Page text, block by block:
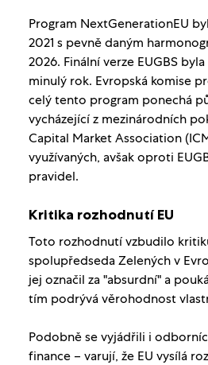
Program NextGenerationEU
2021 s pevně daným
2026. Finální verze EUGBS
minulý rok. Evropská komise
celý tento program ponechá
vycházející z mezinárodních
Capital Market Association
využívaných, avšak oproti
pravidel.
Kritika rozhodnutí EU
Toto rozhodnutí vzbudilo
spolupředseda Zelených v
jej označil za "absurdní" a
tím podrývá věrohodnost
Podobně se vyjádřili i
finance – varují, že EU vysílá